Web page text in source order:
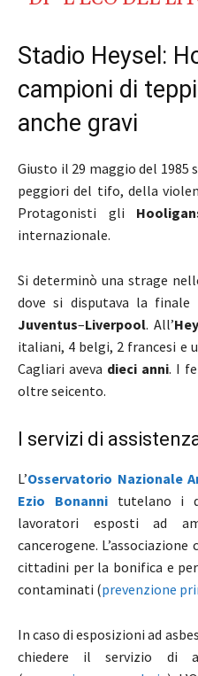
Stadio Heysel:
campioni di
anche gravi
Giusto il 29 maggio del 1985
peggiori del tifo, della
Protagonisti gli
internazionale.
Si determinò una strage
dove si disputava la finale
Juventus–Liverpool. All’
italiani, 4 belgi, 2 francesi e
Cagliari aveva dieci anni. I
oltre seicento.
I servizi di
L’Osservatorio Nazionale
Ezio Bonannitutelano i
lavoratori esposti ad
cancerogene.
cittadini per la bonifica e
contaminati (prevenzione
In caso di esposizioni ad
chiedere il servizio di